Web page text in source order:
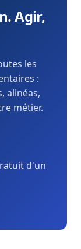
Agir,
les
:
alinéas,
métier.
d'un